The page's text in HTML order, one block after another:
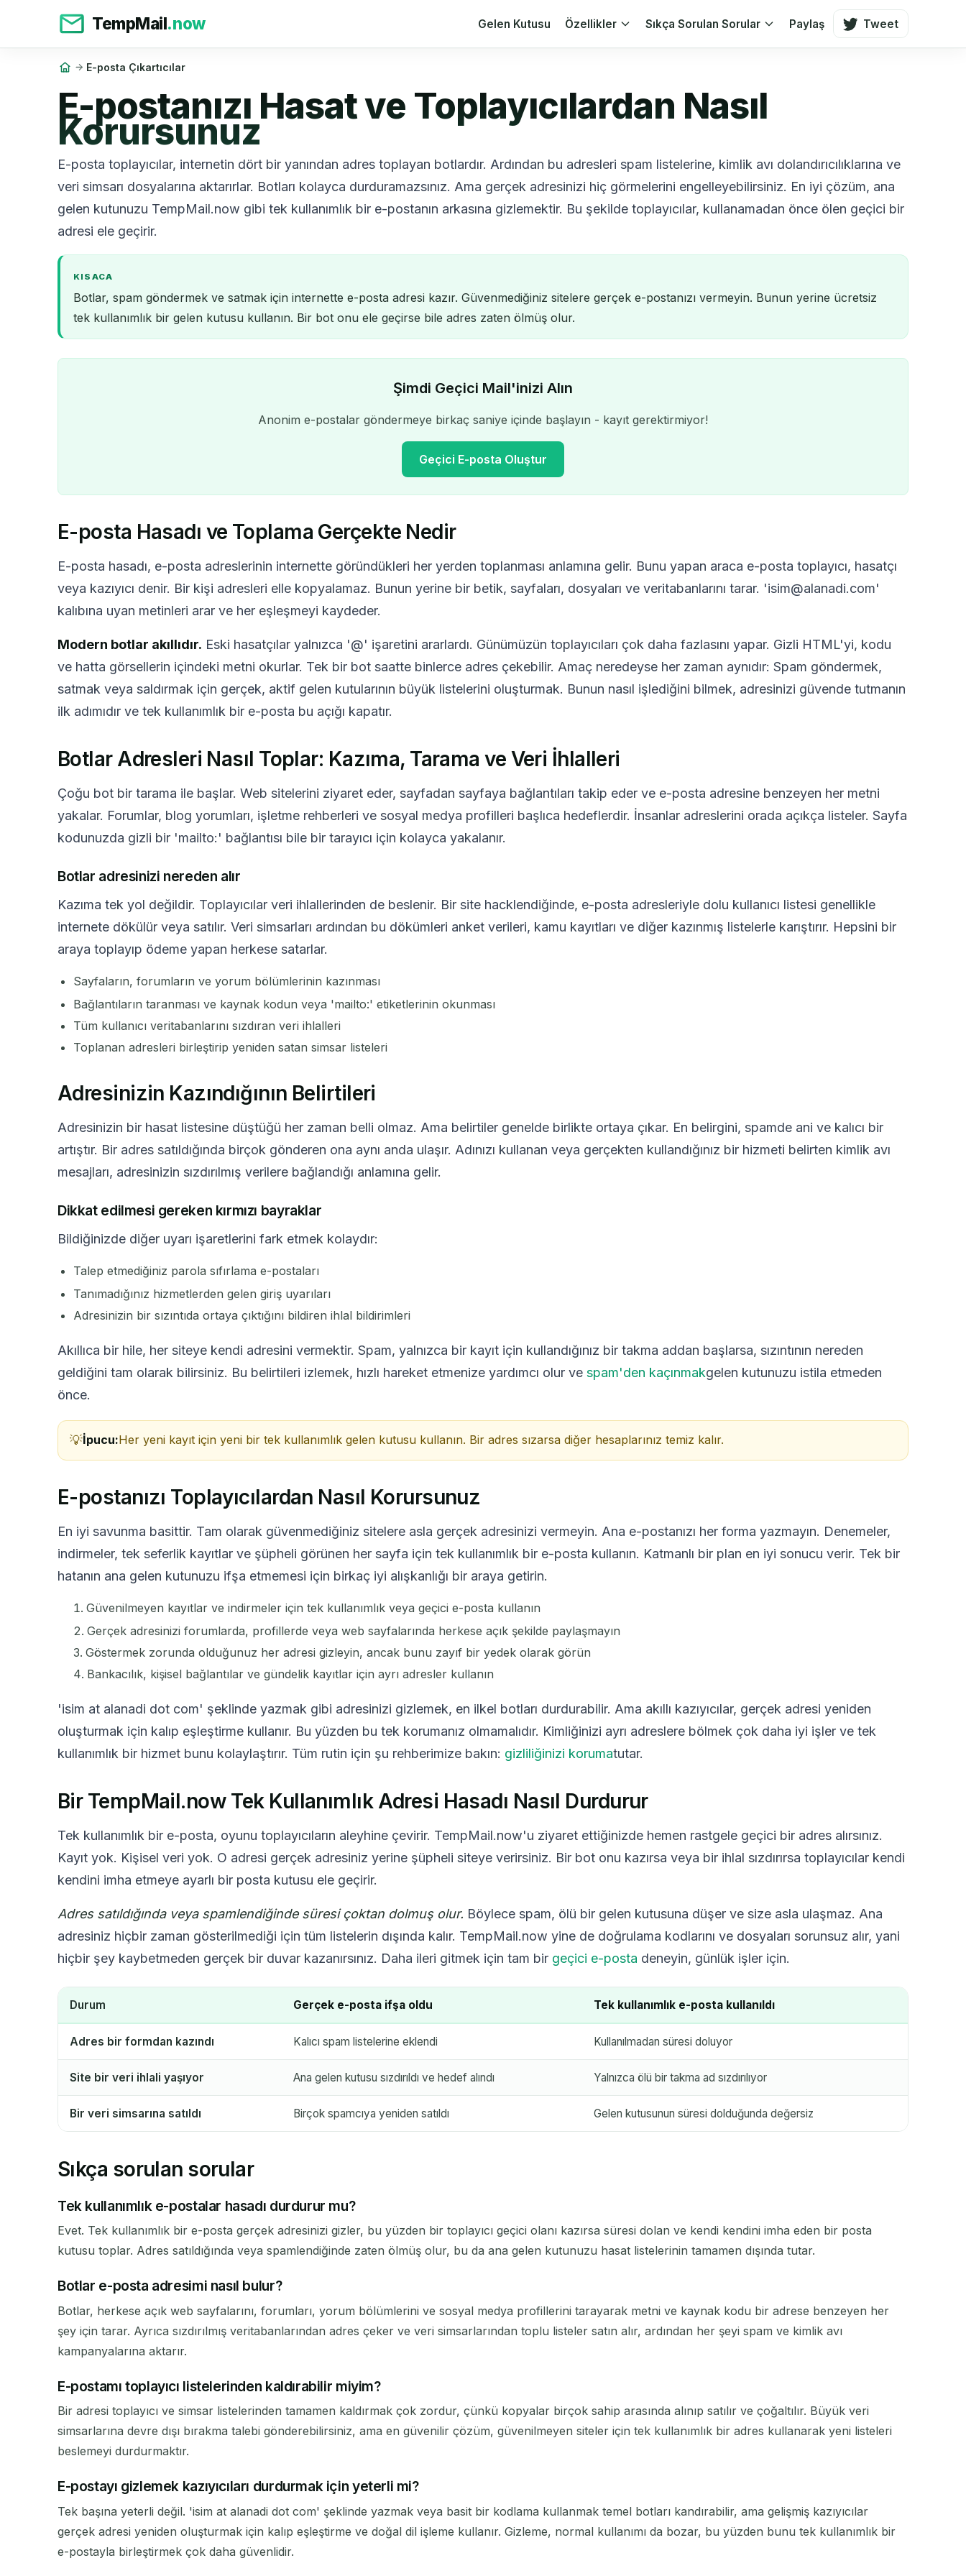
TempMail.now Gelen Kutusu Özellikler Sıkça Sorulan Sorular Paylaş Tweet
E-posta Çıkartıcılar
E-postanızı Hasat ve Toplayıcılardan Nasıl
Korursunuz
E-posta toplayıcılar, internetin dört bir yanından adres toplayan botlardır. Ardından bu adresleri spam listelerine, kimlik avı dolandırıcılıklarına ve
veri simsarı dosyalarına aktarırlar. Botları kolayca durduramazsınız. Ama gerçek adresinizi hiç görmelerini engelleyebilirsiniz. En iyi çözüm, ana
gelen kutunuzu TempMail.now gibi tek kullanımlık bir e-postanın arkasına gizlemektir. Bu şekilde toplayıcılar, kullanamadan önce ölen geçici bir
adresi ele geçirir.
KISACA
Botlar, spam göndermek ve satmak için internette e-posta adresi kazır. Güvenmediğiniz sitelere gerçek e-postanızı vermeyin. Bunun yerine ücretsiz
tek kullanımlık bir gelen kutusu kullanın. Bir bot onu ele geçirse bile adres zaten ölmüş olur.
Şimdi Geçici Mail'inizi Alın
Anonim e-postalar göndermeye birkaç saniye içinde başlayın - kayıt gerektirmiyor!
Geçici E-posta Oluştur
Geçici E-posta Adresiniz:
Seçilenleri Sil E-postayı Değiştir Yenile
Sonraki yenileme 15saniye içinde
Yenile
E-posta Hasadı ve Toplama Gerçekte Nedir
E-posta hasadı, e-posta adreslerinin internette göründükleri her yerden toplanması anlamına gelir. Bunu yapan araca e-posta toplayıcı, hasatçı
veya kazıyıcı denir. Bir kişi adresleri elle kopyalamaz. Bunun yerine bir betik, sayfaları, dosyaları ve veritabanlarını tarar. 'isim@alanadi.com'
kalıbına uyan metinleri arar ve her eşleşmeyi kaydeder.
Modern botlar akıllıdır. Eski hasatçılar yalnızca '@' işaretini ararlardı. Günümüzün toplayıcıları çok daha fazlasını yapar. Gizli HTML'yi, kodu
ve hatta görsellerin içindeki metni okurlar. Tek bir bot saatte binlerce adres çekebilir. Amaç neredeyse her zaman aynıdır: Spam göndermek,
satmak veya saldırmak için gerçek, aktif gelen kutularının büyük listelerini oluşturmak. Bunun nasıl işlediğini bilmek, adresinizi güvende tutmanın
ilk adımıdır ve tek kullanımlık bir e-posta bu açığı kapatır.
Botlar Adresleri Nasıl Toplar: Kazıma, Tarama ve Veri İhlalleri
Çoğu bot bir tarama ile başlar. Web sitelerini ziyaret eder, sayfadan sayfaya bağlantıları takip eder ve e-posta adresine benzeyen her metni
yakalar. Forumlar, blog yorumları, işletme rehberleri ve sosyal medya profilleri başlıca hedeflerdir. İnsanlar adreslerini orada açıkça listeler. Sayfa
kodunuzda gizli bir 'mailto:' bağlantısı bile bir tarayıcı için kolayca yakalanır.
Botlar adresinizi nereden alır
Kazıma tek yol değildir. Toplayıcılar veri ihlallerinden de beslenir. Bir site hacklendiğinde, e-posta adresleriyle dolu kullanıcı listesi genellikle
internete dökülür veya satılır. Veri simsarları ardından bu dökümleri anket verileri, kamu kayıtları ve diğer kazınmış listelerle karıştırır. Hepsini bir
araya toplayıp ödeme yapan herkese satarlar.
Sayfaların, forumların ve yorum bölümlerinin kazınması
Bağlantıların taranması ve kaynak kodun veya 'mailto:' etiketlerinin okunması
Tüm kullanıcı veritabanlarını sızdıran veri ihlalleri
Toplanan adresleri birleştirip yeniden satan simsar listeleri
Adresinizin Kazındığının Belirtileri
Adresinizin bir hasat listesine düştüğü her zaman belli olmaz. Ama belirtiler genelde birlikte ortaya çıkar. En belirgini, spamde ani ve kalıcı bir
artıştır. Bir adres satıldığında birçok gönderen ona aynı anda ulaşır. Adınızı kullanan veya gerçekten kullandığınız bir hizmeti belirten kimlik avı
mesajları, adresinizin sızdırılmış verilere bağlandığı anlamına gelir.
Dikkat edilmesi gereken kırmızı bayraklar
Bildiğinizde diğer uyarı işaretlerini fark etmek kolaydır:
Talep etmediğiniz parola sıfırlama e-postaları
Tanımadığınız hizmetlerden gelen giriş uyarıları
Adresinizin bir sızıntıda ortaya çıktığını bildiren ihlal bildirimleri
Akıllıca bir hile, her siteye kendi adresini vermektir. Spam, yalnızca bir kayıt için kullandığınız bir takma addan başlarsa, sızıntının nereden
geldiğini tam olarak bilirsiniz. Bu belirtileri izlemek, hızlı hareket etmenize yardımcı olur ve spam'den kaçınmakgelen kutunuzu istila etmeden
önce.
İpucu:Her yeni kayıt için yeni bir tek kullanımlık gelen kutusu kullanın. Bir adres sızarsa diğer hesaplarınız temiz kalır.
E-postanızı Toplayıcılardan Nasıl Korursunuz
En iyi savunma basittir. Tam olarak güvenmediğiniz sitelere asla gerçek adresinizi vermeyin. Ana e-postanızı her forma yazmayın. Denemeler,
indirmeler, tek seferlik kayıtlar ve şüpheli görünen her sayfa için tek kullanımlık bir e-posta kullanın. Katmanlı bir plan en iyi sonucu verir. Tek bir
hatanın ana gelen kutunuzu ifşa etmemesi için birkaç iyi alışkanlığı bir araya getirin.
Güvenilmeyen kayıtlar ve indirmeler için tek kullanımlık veya geçici e-posta kullanın
Gerçek adresinizi forumlarda, profillerde veya web sayfalarında herkese açık şekilde paylaşmayın
Göstermek zorunda olduğunuz her adresi gizleyin, ancak bunu zayıf bir yedek olarak görün
Bankacılık, kişisel bağlantılar ve gündelik kayıtlar için ayrı adresler kullanın
'isim at alanadi dot com' şeklinde yazmak gibi adresinizi gizlemek, en ilkel botları durdurabilir. Ama akıllı kazıyıcılar, gerçek adresi yeniden
oluşturmak için kalıp eşleştirme kullanır. Bu yüzden bu tek korumanız olmamalıdır. Kimliğinizi ayrı adreslere bölmek çok daha iyi işler ve tek
kullanımlık bir hizmet bunu kolaylaştırır. Tüm rutin için şu rehberimize bakın: gizliliğinizi korumatutar.
Bir TempMail.now Tek Kullanımlık Adresi Hasadı Nasıl Durdurur
Tek kullanımlık bir e-posta, oyunu toplayıcıların aleyhine çevirir. TempMail.now'u ziyaret ettiğinizde hemen rastgele geçici bir adres alırsınız.
Kayıt yok. Kişisel veri yok. O adresi gerçek adresiniz yerine şüpheli siteye verirsiniz. Bir bot onu kazırsa veya bir ihlal sızdırırsa toplayıcılar kendi
kendini imha etmeye ayarlı bir posta kutusu ele geçirir.
Adres satıldığında veya spamlendiğinde süresi çoktan dolmuş olur. Böylece spam, ölü bir gelen kutusuna düşer ve size asla ulaşmaz. Ana
adresiniz hiçbir zaman gösterilmediği için tüm listelerin dışında kalır. TempMail.now yine de doğrulama kodlarını ve dosyaları sorunsuz alır, yani
hiçbir şey kaybetmeden gerçek bir duvar kazanırsınız. Daha ileri gitmek için tam bir geçici e-posta deneyin, günlük işler için.
Durum Gerçek e-posta ifşa oldu Tek kullanımlık e-posta kullanıldı
Adres bir formdan kazındı Kalıcı spam listelerine eklendi Kullanılmadan süresi doluyor
Site bir veri ihlali yaşıyor Ana gelen kutusu sızdırıldı ve hedef alındı Yalnızca ölü bir takma ad sızdırılıyor
Bir veri simsarına satıldı Birçok spamcıya yeniden satıldı Gelen kutusunun süresi dolduğunda değersiz
Sıkça sorulan sorular
Tek kullanımlık e-postalar hasadı durdurur mu?
Evet. Tek kullanımlık bir e-posta gerçek adresinizi gizler, bu yüzden bir toplayıcı geçici olanı kazırsa süresi dolan ve kendi kendini imha eden bir posta
kutusu toplar. Adres satıldığında veya spamlendiğinde zaten ölmüş olur, bu da ana gelen kutunuzu hasat listelerinin tamamen dışında tutar.
Botlar e-posta adresimi nasıl bulur?
Botlar, herkese açık web sayfalarını, forumları, yorum bölümlerini ve sosyal medya profillerini tarayarak metni ve kaynak kodu bir adrese benzeyen her
şey için tarar. Ayrıca sızdırılmış veritabanlarından adres çeker ve veri simsarlarından toplu listeler satın alır, ardından her şeyi spam ve kimlik avı
kampanyalarına aktarır.
E-postamı toplayıcı listelerinden kaldırabilir miyim?
Bir adresi toplayıcı ve simsar listelerinden tamamen kaldırmak çok zordur, çünkü kopyalar birçok sahip arasında alınıp satılır ve çoğaltılır. Büyük veri
simsarlarına devre dışı bırakma talebi gönderebilirsiniz, ama en güvenilir çözüm, güvenilmeyen siteler için tek kullanımlık bir adres kullanarak yeni listeleri
beslemeyi durdurmaktır.
E-postayı gizlemek kazıyıcıları durdurmak için yeterli mi?
Tek başına yeterli değil. 'isim at alanadi dot com' şeklinde yazmak veya basit bir kodlama kullanmak temel botları kandırabilir, ama gelişmiş kazıyıcılar
gerçek adresi yeniden oluşturmak için kalıp eşleştirme ve doğal dil işleme kullanır. Gizleme, normal kullanımı da bozar, bu yüzden bunu tek kullanımlık bir
e-postayla birleştirmek çok daha güvenlidir.